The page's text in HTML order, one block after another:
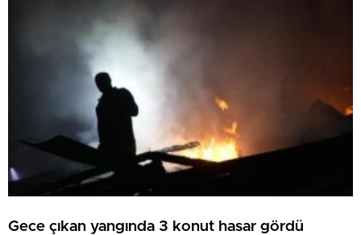
Gece çıkan yangında 3 konut hasar gördü